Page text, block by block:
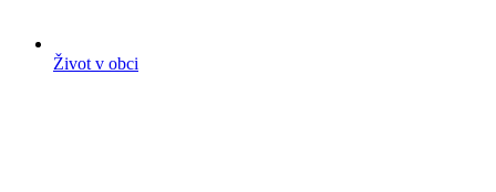
Život v obci